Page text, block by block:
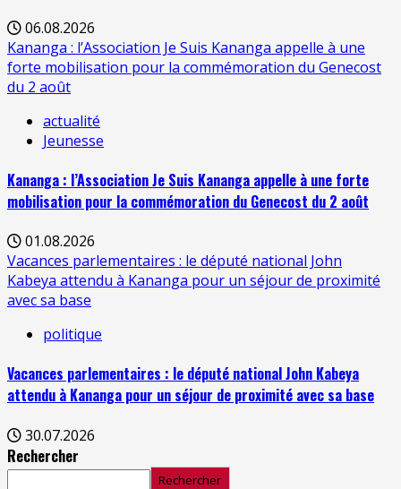
06.08.2026
Kananga : l’Association Je Suis Kananga appelle à une
forte mobilisation pour la commémoration du Genecost
du 2 août
actualité
Jeunesse
Kananga : l’Association Je Suis Kananga appelle à une forte
mobilisation pour la commémoration du Genecost du 2 août
01.08.2026
Vacances parlementaires : le député national John
Kabeya attendu à Kananga pour un séjour de proximité
avec sa base
politique
Vacances parlementaires : le député national John Kabeya
attendu à Kananga pour un séjour de proximité avec sa base
30.07.2026
Rechercher
Rechercher